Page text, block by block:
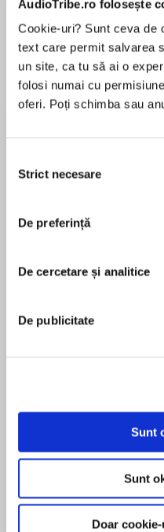
AudioTribe.ro folosește
Cookie-uri? Sunt ceva de
text care permit salvarea
un site, ca tu să ai o
folosi numai cu
oferi. Poți schimba sau
consimțământului
Strict necesare
De preferință
De cercetare și analitice
De publicitate
Sunt
Sunt
Doar
Desprecarte
It’s been fifteen
girls are all grown
Sebrina decide not
move north to St.
plans to succeed at
love isn’t on the
In THE BENNETTS’
Victoria discover
pentru această
Brenda Jackson is a
her time between
Email Brenda at
her website at
MAI MULT